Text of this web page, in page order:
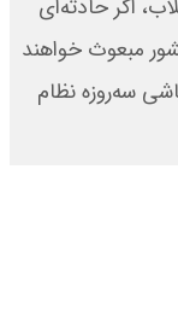
اگر حادثه‌ای
مبعوث خواهند
سه‌روزه نظام